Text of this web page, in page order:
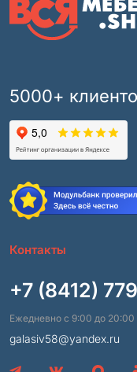
5000+
Контакты
+7 (8412)
Ежедневно с 9:00 до 20:00
galasiv58@yandex.ru